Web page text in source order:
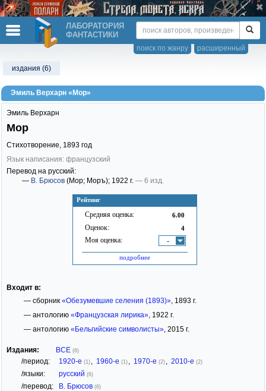
ЛАБОРАТОРИЯ
ФАНТАСТИКИ
расширенный
поиск по жанру
издания (6)
Эмиль Верхарн «Мор»
Рейтинг
Средняя оценка: 6.00
Оценок: 4
Моя оценка: -
подробнее
Эмиль Верхарн
Мор
Стихотворение, 1893 год
Язык написания: французский
Перевод на русский:
— В. Брюсов (Мор; Моръ); 1922 г. — 6 изд.
Входит в:
— сборник «Обезумевшие селения (1893)», 1893 г.
— антологию «Французская лирика», 1922 г.
— антологию «Бельгийские символисты», 2015 г.
Издания: ВСЕ (6)
/период: 1920-е (1) 1960-е (1) 1970-е (2) 2010-е (2)
/языки: русский (6)
/перевод: В. Брюсов (6)